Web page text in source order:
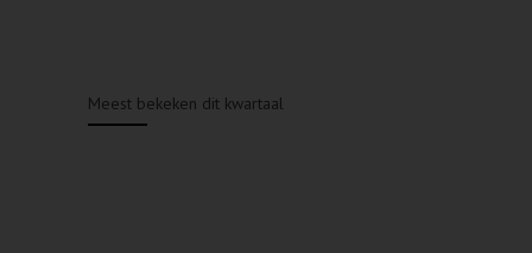
Meest bekeken dit kwartaal